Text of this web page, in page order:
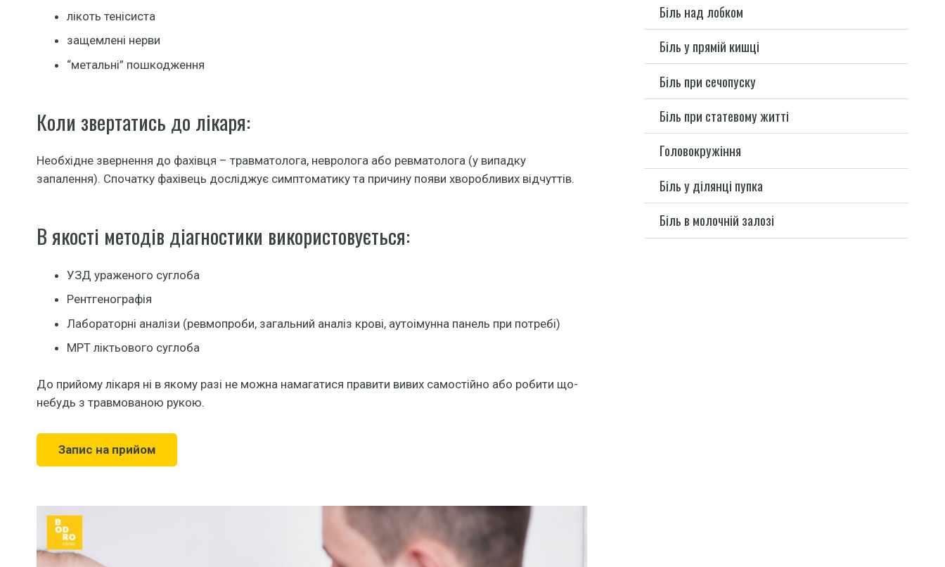
лікоть тенісиста
защемлені нерви
“метальні” пошкодження
Коли звертатись до лікаря:
Необхідне звернення до фахівця – травматолога, невролога або ревматолога (у випадку
запалення). Спочатку фахівець досліджує симптоматику та причину появи хворобливих відчуттів.
В якості методів діагностики використовується:
УЗД ураженого суглоба
Рентгенографія
Лабораторні аналізи (ревмопроби, загальний аналіз крові, аутоімунна панель при потребі)
МРТ ліктьового суглоба
До прийому лікаря ні в якому разі не можна намагатися правити вивих самостійно або робити що-
небудь з травмованою рукою.
Запис на прийом
Біль над лобком
Біль у прямій кишці
Біль при сечопуску
Біль при статевому житті
Головокружіння
Біль у ділянці пупка
Біль в молочній залозі